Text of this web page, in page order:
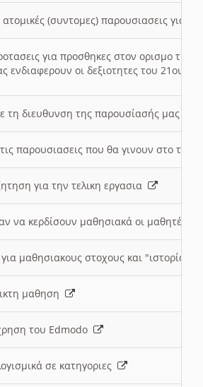
(συντομες) παρουσιασεις για
για προσθηκες στον ορισμο
ενδιαφερουν οι δεξιοτητες του 21ου
τη διευθυνση της παρουσίασής μας
παρουσιασεις που θα γινουν στο
για την τελικη εργασια
να κερδίσουν μαθησιακά οι μαθητές/
μαθησιακους στοχους και "ιστορία"
μαθηση
του Edmodo
σε κατηγοριες